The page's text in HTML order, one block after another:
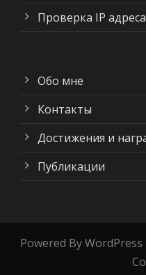
Проверка IP адреса
Обо мне
Контакты
Достижения и
Публикации
Powered By WordPress